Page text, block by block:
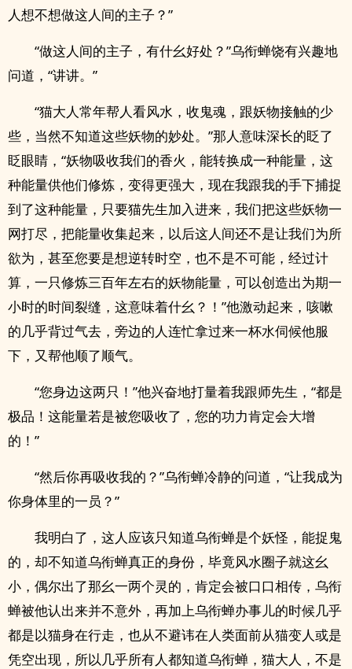
人想不想做这人间的主子？”
“做这人间的主子，有什幺好处？”乌衔蝉饶有兴趣地
问道，“讲讲。”
“猫大人常年帮人看风水，收鬼魂，跟妖物接触的少
些，当然不知道这些妖物的妙处。”那人意味深长的眨了
眨眼睛，“妖物吸收我们的香火，能转换成一种能量，这
种能量供他们修炼，变得更强大，现在我跟我的手下捕捉
到了这种能量，只要猫先生加入进来，我们把这些妖物一
网打尽，把能量收集起来，以后这人间还不是让我们为所
欲为，甚至您要是想逆转时空，也不是不可能，经过计
算，一只修炼三百年左右的妖物能量，可以创造出为期一
小时的时间裂缝，这意味着什幺？！”他激动起来，咳嗽
的几乎背过气去，旁边的人连忙拿过来一杯水伺候他服
下，又帮他顺了顺气。
“您身边这两只！”他兴奋地打量着我跟师先生，“都是
极品！这能量若是被您吸收了，您的功力肯定会大增
的！”
“然后你再吸收我的？”乌衔蝉冷静的问道，“让我成为
你身体里的一员？”
我明白了，这人应该只知道乌衔蝉是个妖怪，能捉鬼
的，却不知道乌衔蝉真正的身份，毕竟风水圈子就这幺
小，偶尔出了那幺一两个灵的，肯定会被口口相传，乌衔
蝉被他认出来并不意外，再加上乌衔蝉办事儿的时候几乎
都是以猫身在行走，也从不避讳在人类面前从猫变人或是
凭空出现，所以几乎所有人都知道乌衔蝉，猫大人，不是